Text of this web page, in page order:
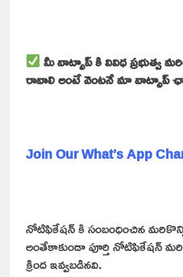
మీ వాట్సాప్ కి వివిధ ప్రభుత్వ
రావాలి అంటే వెంటనే మా వాట్సాప్
Join Our What’s App
నోటిఫికేషన్ కి సంబంధించిన మరికొన్ని
అంతేకాకుండా పూర్తి నోటిఫికేషన్
క్రింద ఇవ్వబడినవి.